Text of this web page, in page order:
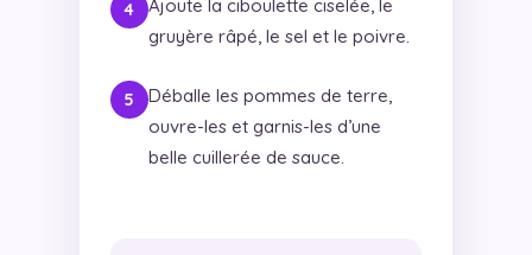
Ajoute la ciboulette ciselée, le
gruyère râpé, le sel et le poivre.
Déballe les pommes de terre,
ouvre-les et garnis-les d’une
belle cuillerée de sauce.